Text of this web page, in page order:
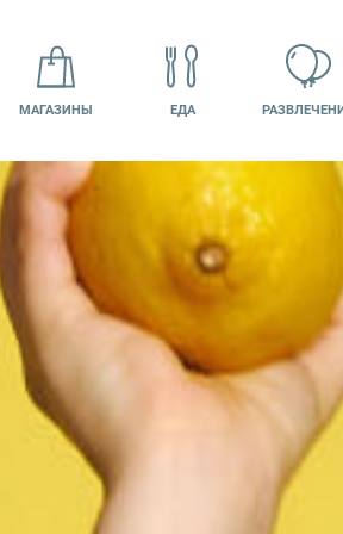
МАГАЗИНЫ ЕДА
ПОДАРОЧНАЯ